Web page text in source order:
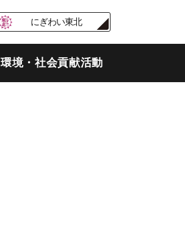
にぎわい東北
環境・社会貢献活動